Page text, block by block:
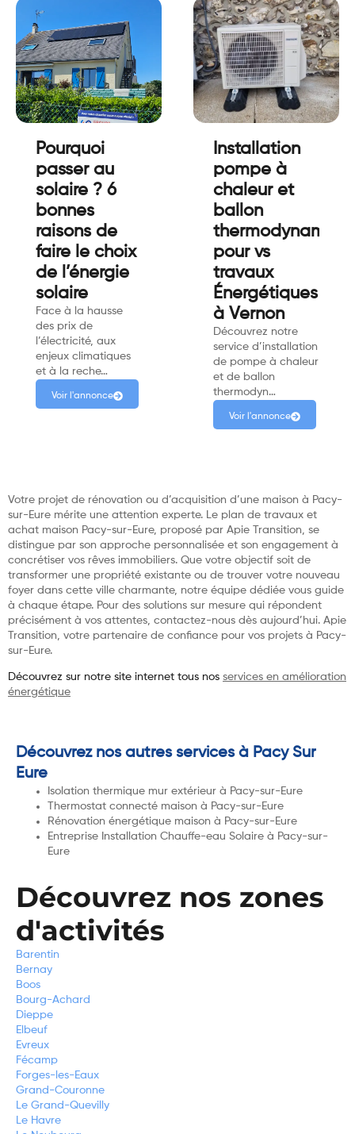
Pourquoi
passer au
solaire ? 6
bonnes
raisons de
faire le choix
de l’énergie
solaire
Face à la hausse
des prix de
l’électricité, aux
enjeux climatiques
et à la reche…
Voir l'annonce
Installation
pompe à
chaleur et
ballon
pour vs
travaux
Énergétiques
à Vernon
Découvrez notre
service d’installation
de pompe à chaleur
et de ballon
thermodyn…
Voir l'annonce
Votre projet de rénovation ou d’acquisition d’une maison à Pacy-
sur-Eure mérite une attention experte. Le plan de travaux et
achat maison Pacy-sur-Eure, proposé par Apie Transition, se
distingue par son approche personnalisée et son engagement à
concrétiser vos rêves immobiliers. Que votre objectif soit de
transformer une propriété existante ou de trouver votre nouveau
foyer dans cette ville charmante, notre équipe dédiée vous guide
à chaque étape. Pour des solutions sur mesure qui répondent
précisément à vos attentes, contactez-nous dès aujourd’hui. Apie
Transition, votre partenaire de confiance pour vos projets à Pacy-
sur-Eure.
Découvrez sur notre site internet tous nos services en amélioration
énergétique
Découvrez nos autres services à Pacy Sur
Eure
Isolation thermique mur extérieur à Pacy-sur-Eure
Thermostat connecté maison à Pacy-sur-Eure
Rénovation énergétique maison à Pacy-sur-Eure
Entreprise Installation Chauffe-eau Solaire à Pacy-sur-
Eure
Découvrez nos zones
d'activités
Barentin
Bernay
Boos
Bourg-Achard
Dieppe
Elbeuf
Evreux
Fécamp
Forges-les-Eaux
Grand-Couronne
Le Grand-Quevilly
Le Havre